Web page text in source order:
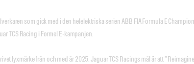
som gick med i den helelektriska serien ABB FIA Formula E
TCS Racing i Formel E-kampanjen.
lyxmärke från och med år 2025. Jaguar TCS Racings mål är att